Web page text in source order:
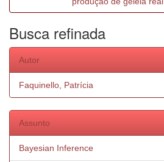
Busca refinada
Autor
Faquinello, Patrícia
Assunto
Bayesian Inference